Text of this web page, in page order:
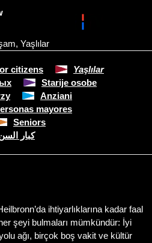
, Yaşlılar
citizens
Yaşlılar
Starije osobe
Anziani
mayores
Seniors
كبار
ihtiyarlıklarına kadar faal
şeyi bulmaları mümkündür: İyi
ağı, birçok boş vakit ve kültür